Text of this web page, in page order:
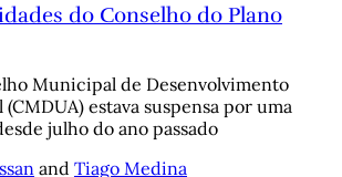
do Conselho do Plano
Municipal de Desenvolvimento
estava suspensa por uma
julho do ano passado
and Tiago Medina